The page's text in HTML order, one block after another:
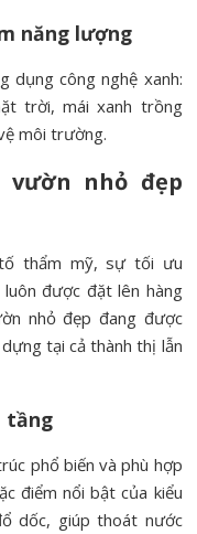
năng lượng
dụng công nghệ xanh:
trời, mái xanh trồng
môi trường.
nhỏ đẹp
thẩm mỹ, sự tối ưu
được đặt lên hàng
nhỏ đẹp đang được
tại cả thành thị lẫn
tầng
phổ biến và phù hợp
điểm nổi bật của kiểu
dốc, giúp thoát nước